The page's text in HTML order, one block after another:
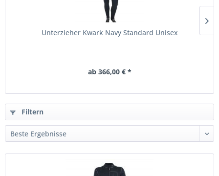
Unterzieher Kwark Navy Standard Unisex
ab 366,00 € *
Filtern